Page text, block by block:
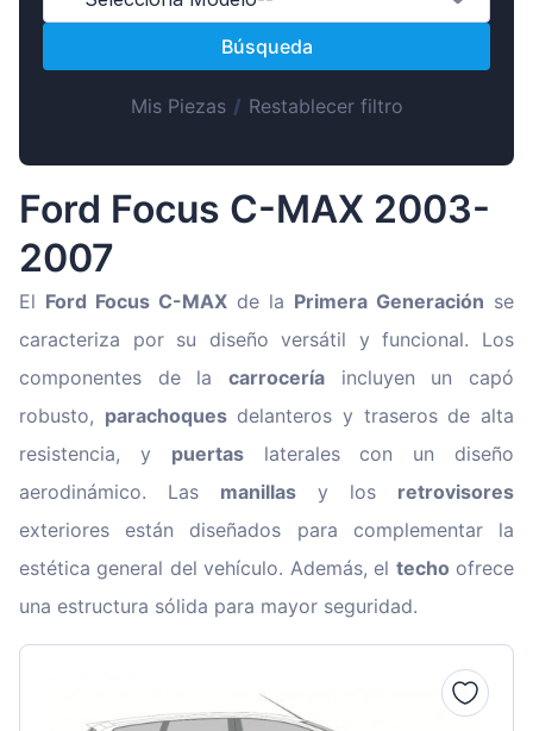
Magyar
Lietuvių
Slovenian
Latvian
Búsqueda
Mis Piezas/ Restablecer filtro
Ford Focus C-MAX 2003-
2007
El Ford Focus C-MAX de la Primera Generación se
caracteriza por su diseño versátil y funcional. Los
componentes de la carrocería incluyen un capó
robusto, parachoquesdelanteros y traseros de alta
resistencia, y puertaslaterales con un diseño
aerodinámico. Las manillas y los retrovisores
exteriores están diseñados para complementar la
estética general del vehículo. Además, el techo ofrece
una estructura sólida para mayor seguridad.